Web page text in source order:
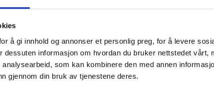
å gi innhold og annonser et personlig preg, for å levere
dessuten informasjon om hvordan du bruker nettstedet vårt,
som kan kombinere den med annen
gjennom din bruk av tjenestene deres.